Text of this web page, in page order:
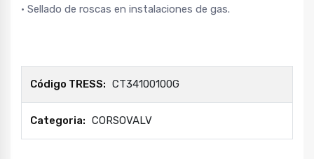
• Sellado de roscas en instalaciones de gas.
Código TRESS: CT34100100G
Categoria: CORSOVALV